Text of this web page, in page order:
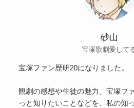
砂山
宝塚歌劇愛して
宝塚ファン歴研20になりました。
観劇の感想や生徒の魅力、宝塚フ
っと知りたいことなどを、私の知